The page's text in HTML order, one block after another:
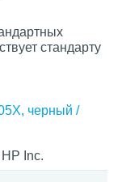
стандарту
черный /
HP Inc.